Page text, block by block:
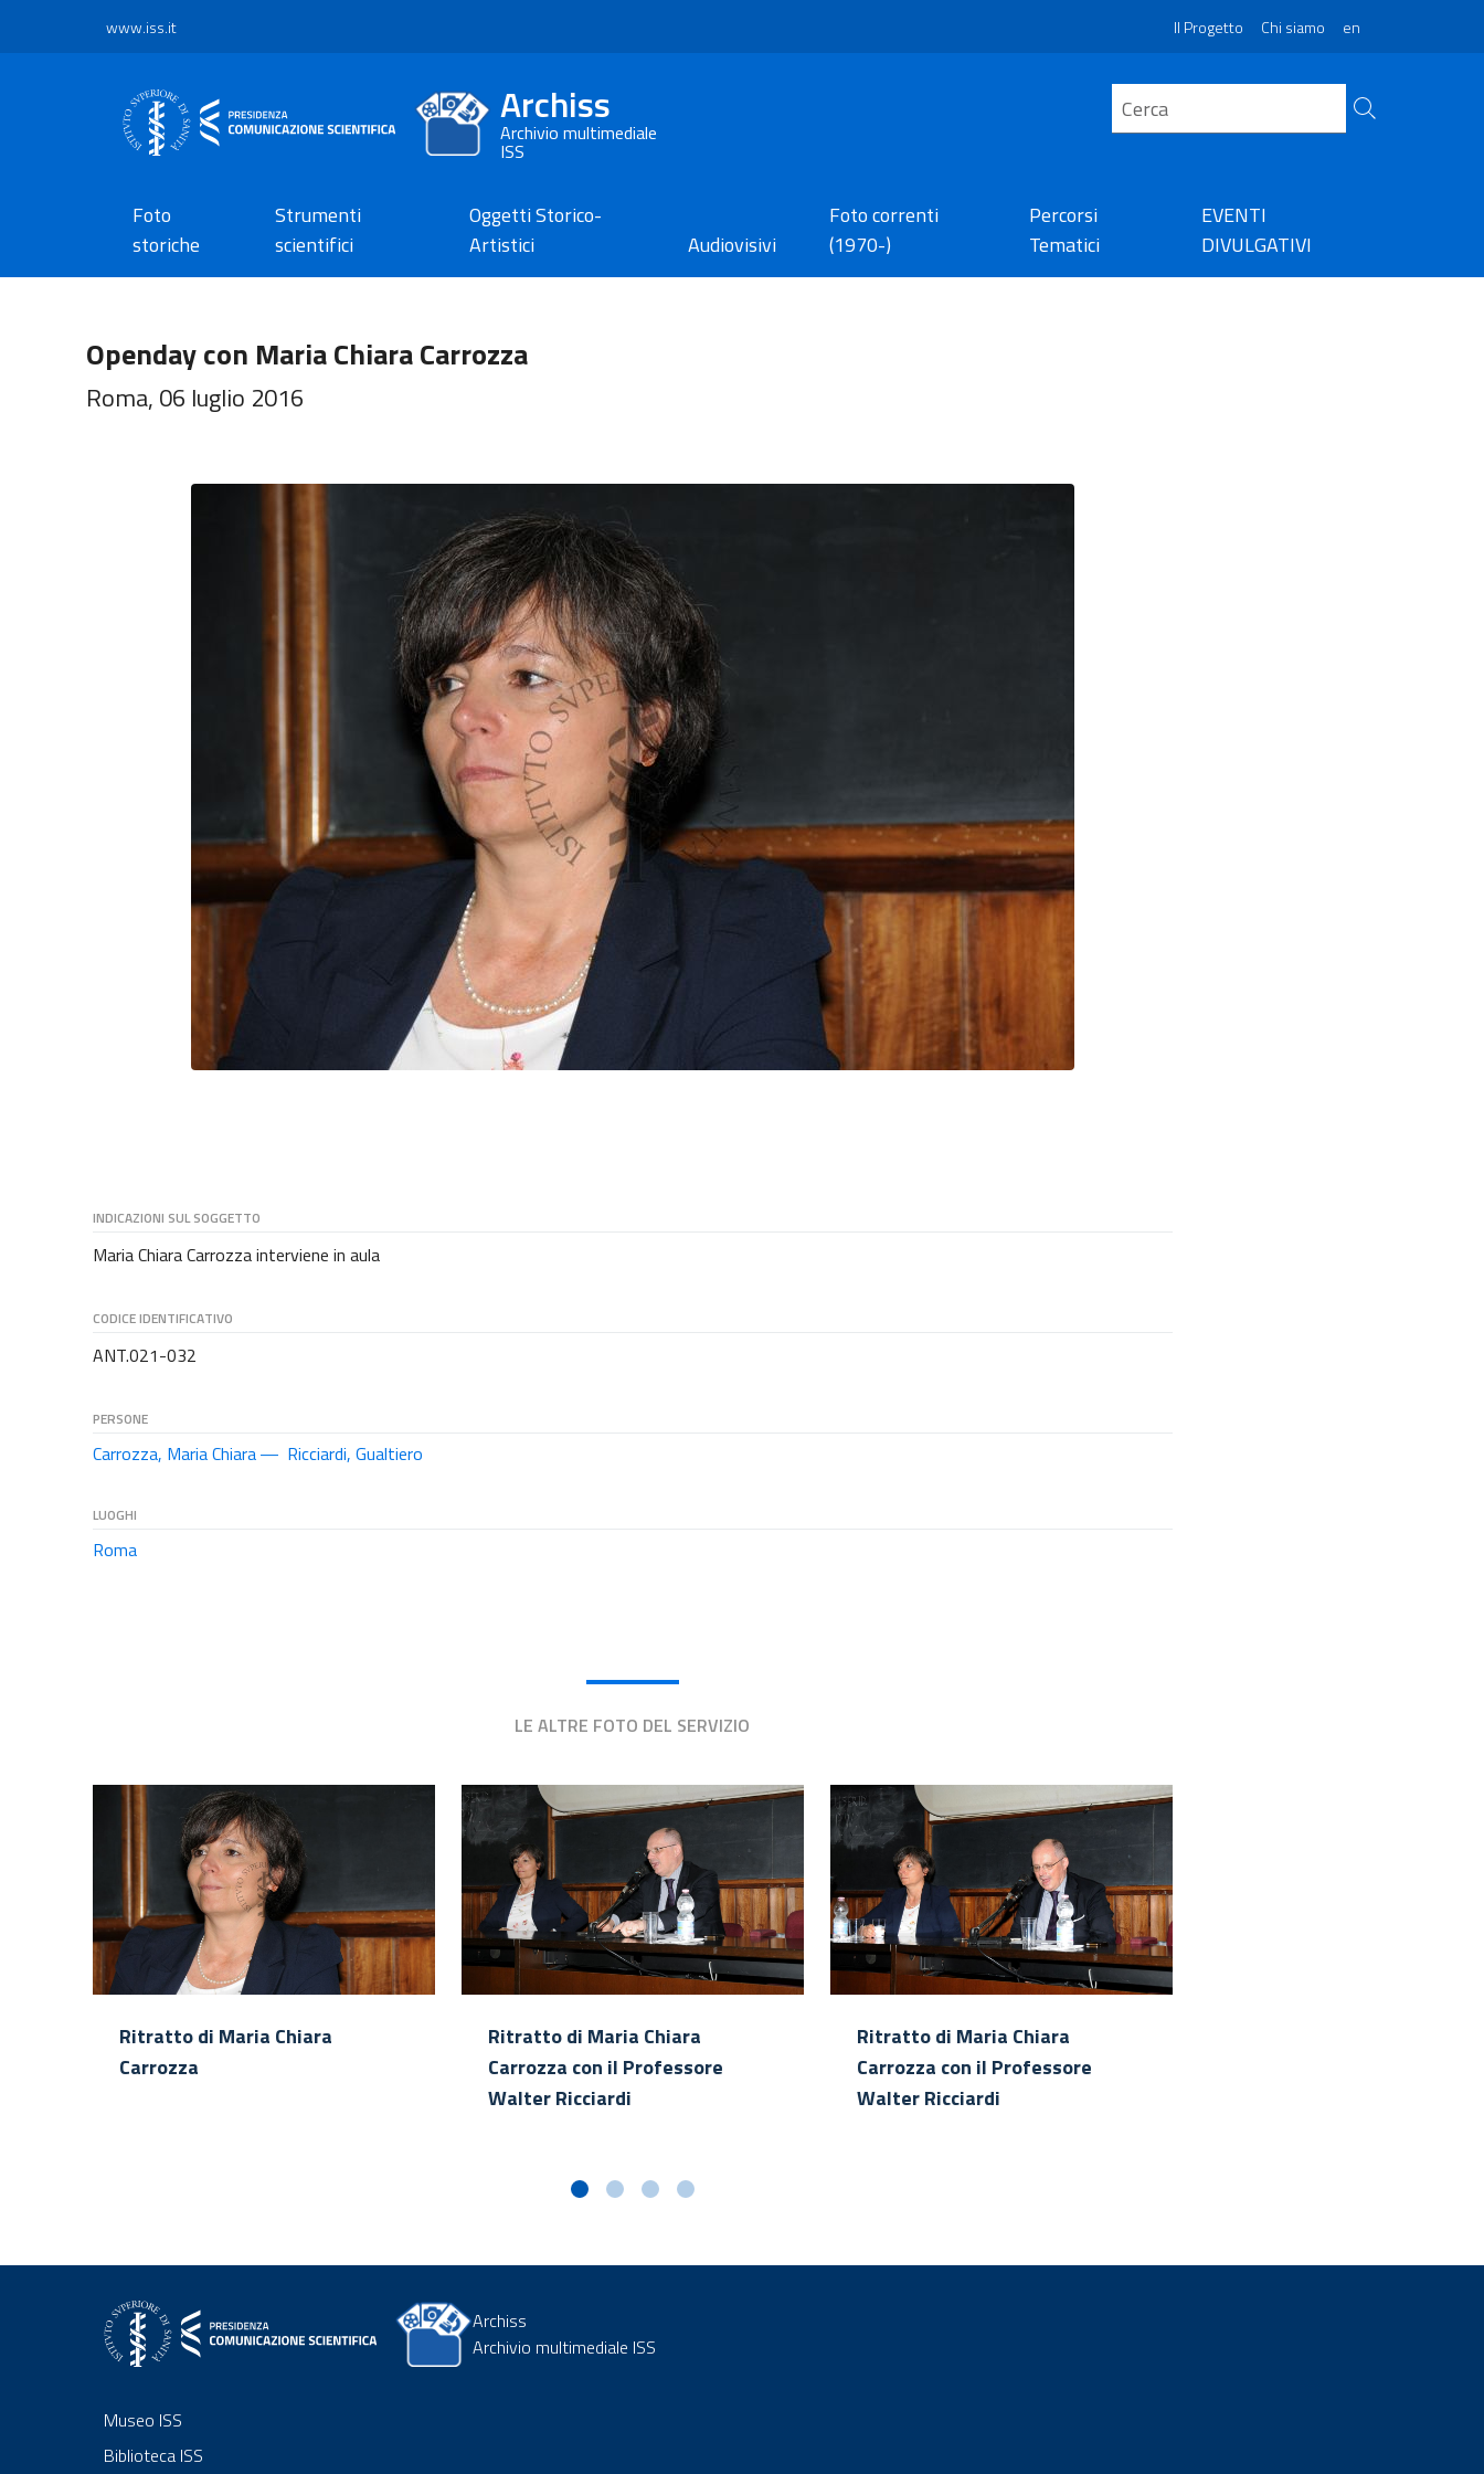
www.iss.it Il Progetto Chi siamo en
Archiss
Archivio multimediale
ISS
Foto
storiche
Strumenti
scientifici
Oggetti Storico-
Artistici
Audiovisivi
Foto correnti
(1970-)
Percorsi
Tematici
EVENTI
DIVULGATIVI
Openday con Maria Chiara Carrozza
Roma, 06 luglio 2016
INDICAZIONI SUL SOGGETTO
Maria Chiara Carrozza interviene in aula
CODICE IDENTIFICATIVO
ANT.021-032
PERSONE
Carrozza, Maria Chiara Ricciardi, Gualtiero
LUOGHI
Roma
LE ALTRE FOTO DEL SERVIZIO
Ritratto di Maria Chiara
Carrozza
Ritratto di Maria Chiara
Carrozza con il Professore
Walter Ricciardi
Ritratto di Maria Chiara
Carrozza con il Professore
Walter Ricciardi
Archiss
Archivio multimediale ISS
Museo ISS
Biblioteca ISS